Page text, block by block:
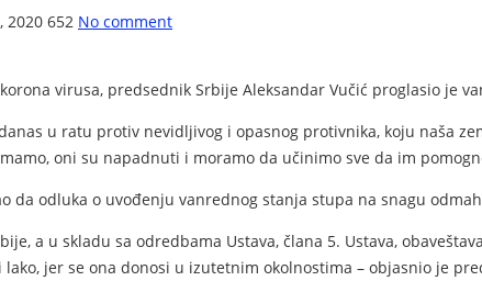
2020 652 No comment
virusa, predsednik Srbije Aleksandar Vučić proglasio je
u ratu protiv nevidljivog i opasnog protivnika, koju naša
oni su napadnuti i moramo da učinimo sve da im
da odluka o uvođenju vanrednog stanja stupa na snagu
a u skladu sa odredbama Ustava, člana 5. Ustava,
jer se ona donosi u izutetnim okolnostima – objasnio je